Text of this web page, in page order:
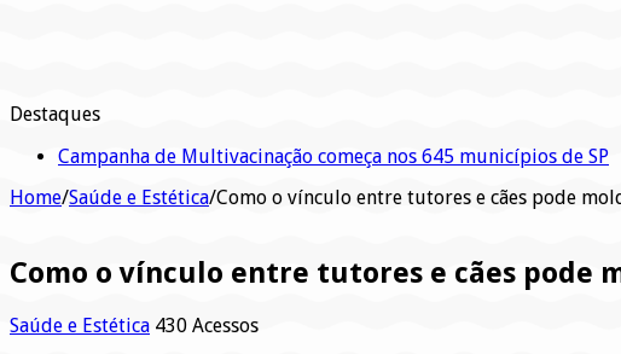
Destaques
Campanha de Multivacinação começa nos 645 municípios de SP
Home/Saúde e Estética/Como o vínculo entre tutores e cães pode
Como o vínculo entre tutores e cães pode
Saúde e Estética 430 Acessos